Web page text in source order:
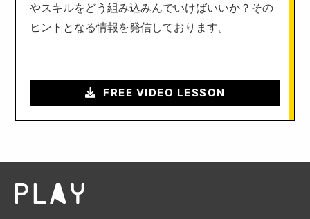
やスキルをどう組み込みんでいけばいいか？その
ヒントとなる情報を発信しております。
FREE VIDEO LESSON